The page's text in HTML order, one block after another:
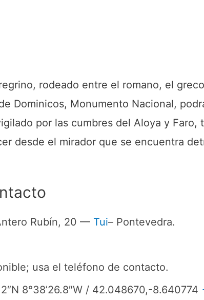
rodeado entre el romano, el
Dominicos, Monumento Nacional,
por las cumbres del Aloya y
desde el mirador que se encuentra
Rubín, 20 — Tui– Pontevedra.
usa el teléfono de contacto.
8°38’26.8″W / 42.048670,-8.640774